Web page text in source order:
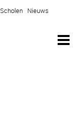
Scholen Nieuws